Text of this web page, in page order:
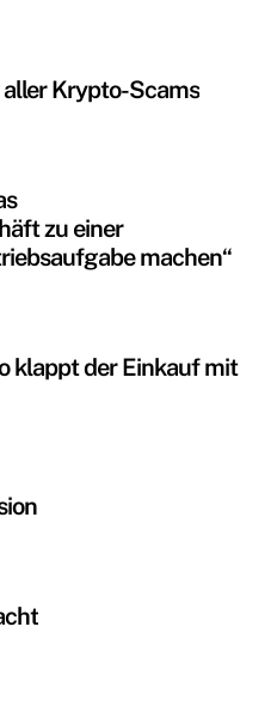
Krypto-Scams
zu einer
machen“
klappt der Einkauf mit